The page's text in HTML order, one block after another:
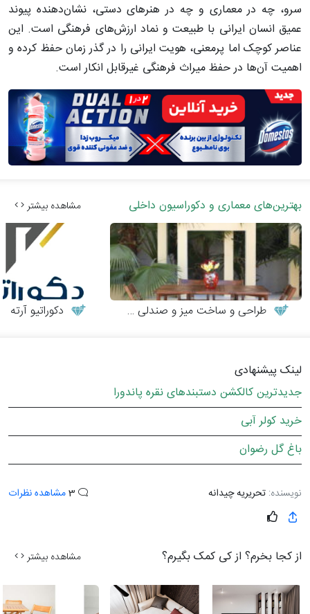
سرو، چه در معماری و چه در هنرهای دستی، نشان‌دهنده پیوند
عمیق انسان ایرانی با طبیعت و نماد ارزش‌های فرهنگی است. این
عناصر کوچک اما پرمعنی، هویت ایرانی را در گذر زمان حفظ کرده و
اهمیت آن‌ها در حفظ میراث فرهنگی غیرقابل انکار است.
بهترین‌های معماری و دکوراسیون داخلی مشاهده بیشتر
طراحی و ساخت میز و صندلی چوبی دکوراتیو آرته
لینک پیشنهادی
جدیدترین کالکشن دستبندهای نقره پاندورا
خرید کولر آبی
باغ گل رضوان
نویسنده: تحریریه چیدانه مشاهده نظرات
از کجا بخرم؟ از کی کمک بگیرم؟ مشاهده بیشتر